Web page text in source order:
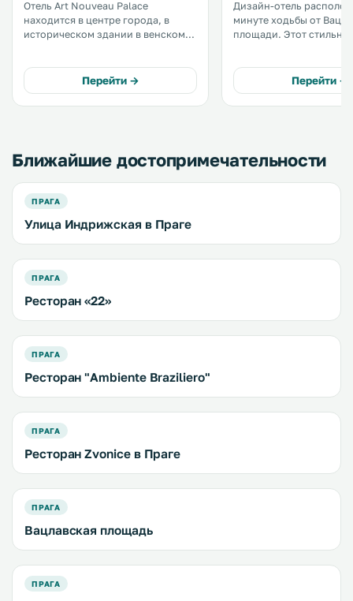
Отель Art Nouveau Palace
находится в центре города, в
историческом здании в венском
Вацлавской площади и
Староместской площади,
торгового района и
Перейти →
Дизайн-отель
минуте ходьбы от
площади. Этот стильный отель
искусств молодых
всей территории
бесплатный Wi-Fi. .
Перейти →
Ближайшие достопримечательности
ПРАГА
Улица Индрижская в Праге
ПРАГА
Ресторан «22»
ПРАГА
Ресторан "Ambiente Braziliero"
ПРАГА
Ресторан Zvonice в Праге
ПРАГА
Вацлавская площадь
ПРАГА